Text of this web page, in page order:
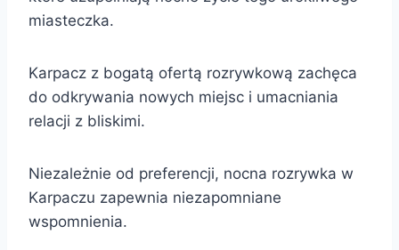
miasteczka.
Karpacz z bogatą ofertą rozrywkową zachęca
do odkrywania nowych miejsc i umacniania
relacji z bliskimi.
Niezależnie od preferencji, nocna rozrywka w
Karpaczu zapewnia niezapomniane
wspomnienia.